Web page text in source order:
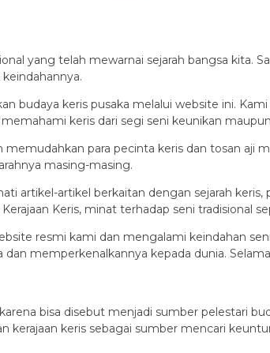
yang telah mewarnai sejarah bangsa kita.
budaya keris pusaka melalui website ini.
keris dari segi seni keunikan
para pecinta keris dan tosan aji
masing-masing.
artikel-artikel berkaitan dengan sejarah
Keris, minat terhadap seni tradisional
resmi kami dan mengalami keindahan
memperkenalkannya kepada dunia.
bisa disebut menjadi sumber pelestari
kerajaan keris sebagai sumber mencari